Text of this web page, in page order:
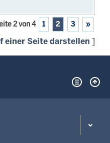
2 von 4 1 2 3 »
einer Seite darstellen ]